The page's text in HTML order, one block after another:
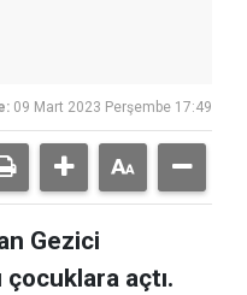
09 Mart 2023 Perşembe 17:49
Gezici
çocuklara açtı.